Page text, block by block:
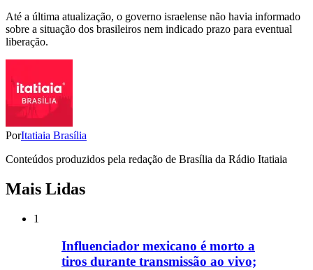
Até a última atualização, o governo israelense não havia informado
sobre a situação dos brasileiros nem indicado prazo para eventual
liberação.
PorItatiaia Brasília
Conteúdos produzidos pela redação de Brasília da Rádio Itatiaia
Mais Lidas
1
Influenciador mexicano é morto a
tiros durante transmissão ao vivo;